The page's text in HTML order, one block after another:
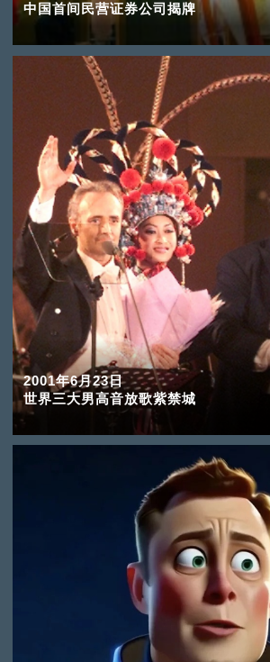
中国首间民营证券公司揭牌
2001年6月23日
世界三大男高音放歌紫禁城